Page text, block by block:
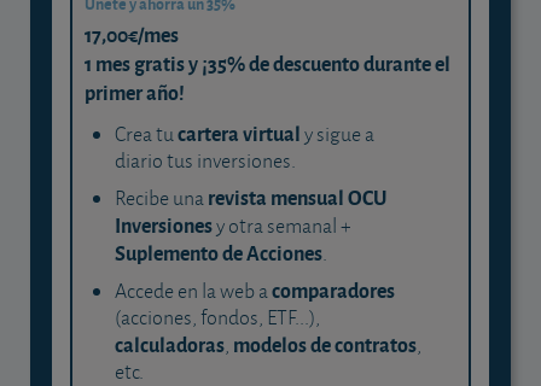
17,00€/mes
1 mes gratis y ¡35% de descuento durante el
primer año!
Crea tucartera virtualy sigue a
diario tus inversiones.
Recibe unarevista mensual OCU
Inversionesy otra semanal +
Suplemento de Acciones.
Accede en la web acomparadores
(acciones, fondos, ETF...),
calculadoras, modelos de contratos,
etc.